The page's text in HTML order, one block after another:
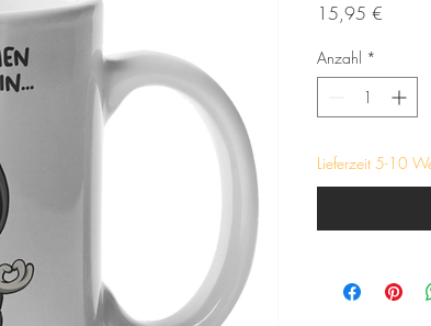
15,95 €
Anzahl *
Lieferzeit 5-10